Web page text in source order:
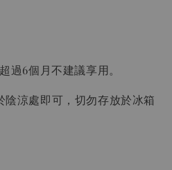
過6個月不建議享用。
涼處即可，切勿存放於冰箱